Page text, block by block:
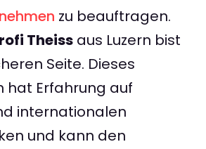
zu beauftragen.
Theiss aus Luzern bist
Seite. Dieses
hat Erfahrung auf
internationalen
und kann den